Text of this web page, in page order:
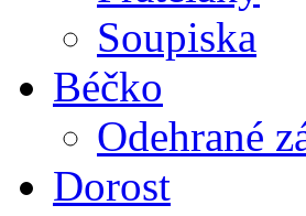
Soupiska
Béčko
Odehrané
Dorost